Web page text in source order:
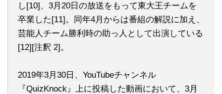
し[10]、3月20日の放送をもって東大王チームを
卒業した[11]。同年4月からは番組の解説に加え、
芸能人チーム勝利時の助っ人として出演している
[12][注釈 2]。
2019年3月30日、YouTubeチャンネル
『QuizKnock』上に投稿した動画において、3月